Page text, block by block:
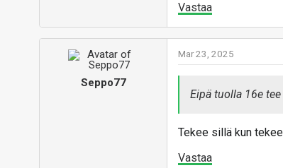
Vastaa
Seppo77
Mar 23, 2025
Eipä tuolla 16e
Tekee sillä kun
Vastaa